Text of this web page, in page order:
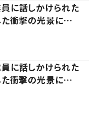
に話しかけられた
た衝撃の光景に…
に話しかけられた
た衝撃の光景に…